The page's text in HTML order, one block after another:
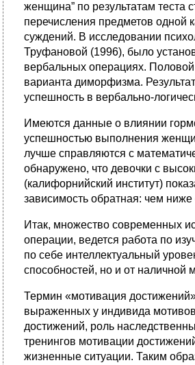
женщина” по результатам теста
перечисления предметов одной
суждений. В исследовании
Труфановой (1996), было
вербальных операциях.
варианта диморфизма.
успешность в вербально-
Имеются данные о влиянии
успешностью выполнения
лучше справляются с
обнаружено, что девочки с
(калифорнийский институт)
зависимость обратная: чем
Итак, множество современных
операции, ведется работа по
по себе интеллектуальный
способностей, но и от наличной
Термин «мотивация
выраженных у индивида
достижений, роль
тренингов мотивации
жизненные ситуации. Таким